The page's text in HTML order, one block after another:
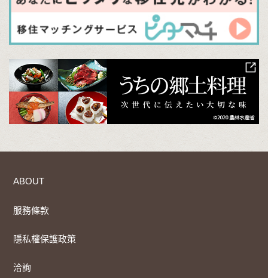
ABOUT
服務條款
隱私權保護政策
洽詢